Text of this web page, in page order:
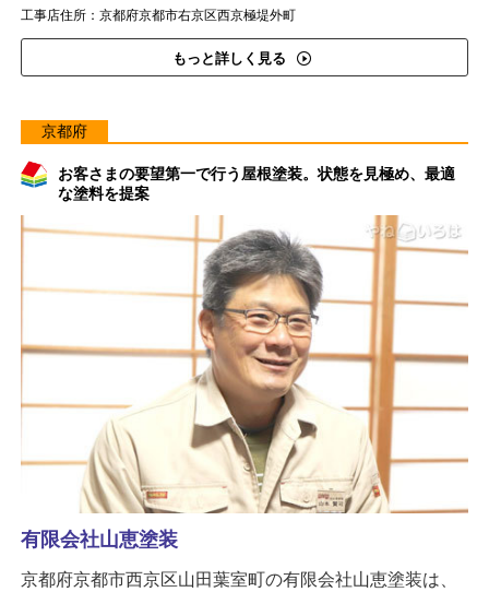
工事店住所：京都府京都市右京区西京極堤外町
もっと詳しく見る
京都府
お客さまの要望第一で行う屋根塗装。状態を見極め、最適
な塗料を提案
有限会社山恵塗装
京都府京都市西京区山田葉室町の有限会社山恵塗装は、